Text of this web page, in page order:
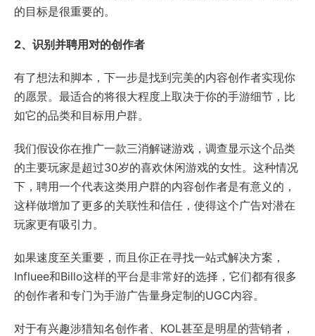
的目标是很重要的。
2、识别并聘用对的创作者
有了想法和脚本，下一步是找到完美的内容创作者实现你
的愿景。最适合的将很大程度上取决于你的手游细节，比
如它的品类和目标用户群。
我们假设你在推广一款三消解谜游戏，调查显示这个品类
的主要玩家是超过30岁的喜欢休闲游戏的女性。这种情况
下，聘用一个代表这类用户群的内容创作者是有意义的，
这样做增加了更多的关联性和信任，使得这个广告对潜在
玩家更有吸引力。
如果速度至关重要，而且你正在寻找一站式解决方案，
Influee和Billo这样的平台是非常好的选择，它们都有很多
的创作者和专门为手游广告量身定制的UGC内容。
对于有兴趣涉猎知名创作者、KOL甚至是明星的营销者，